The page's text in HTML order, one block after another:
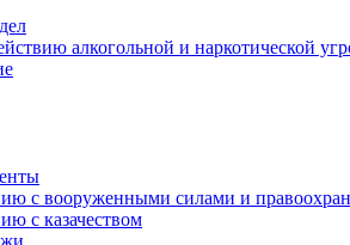
алкогольной и наркотической
с вооруженными силами и
с казачеством